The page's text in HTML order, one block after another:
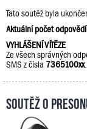
Tato soutěž byla
Aktuální počet
VYHLÁŠENÍ VÍTĚZE
Ze všech správných
SMS z čísla 7365100xx
Soutěž o